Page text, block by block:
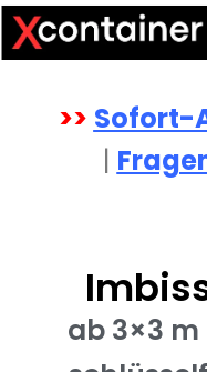
Zum
Inhalt
>> Sofort-
|
ab 3×3